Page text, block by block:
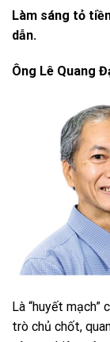
Làm sáng tỏ
dẫn.
Ông Lê Quang
Là “huyết mạch”
trò chủ chốt,